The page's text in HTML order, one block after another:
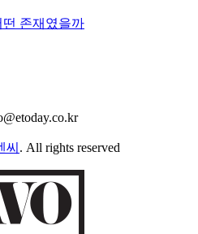
존재였을까
씨 . All rights reserved